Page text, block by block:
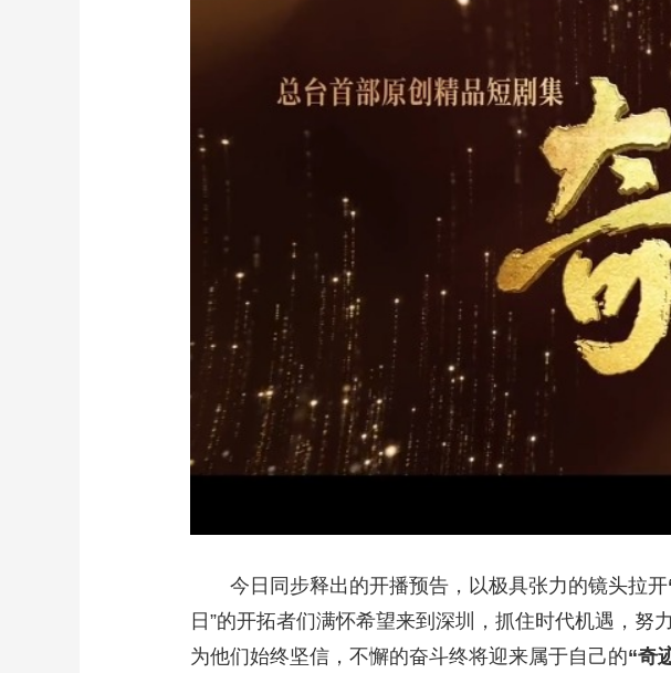
CCTV.节目官网 热播榜 总台企业
今日同步释出的开播预告，以极具张力的镜头拉开
日”的开拓者们满怀希望来到深圳，抓住时代机遇，
为他们始终坚信，不懈的奋斗终将迎来属于自己的“奇